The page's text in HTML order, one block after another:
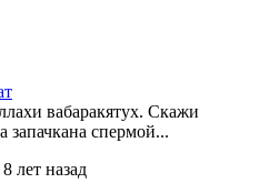
вабаракятух. Скажи
запачкана спермой...
8 лет назад